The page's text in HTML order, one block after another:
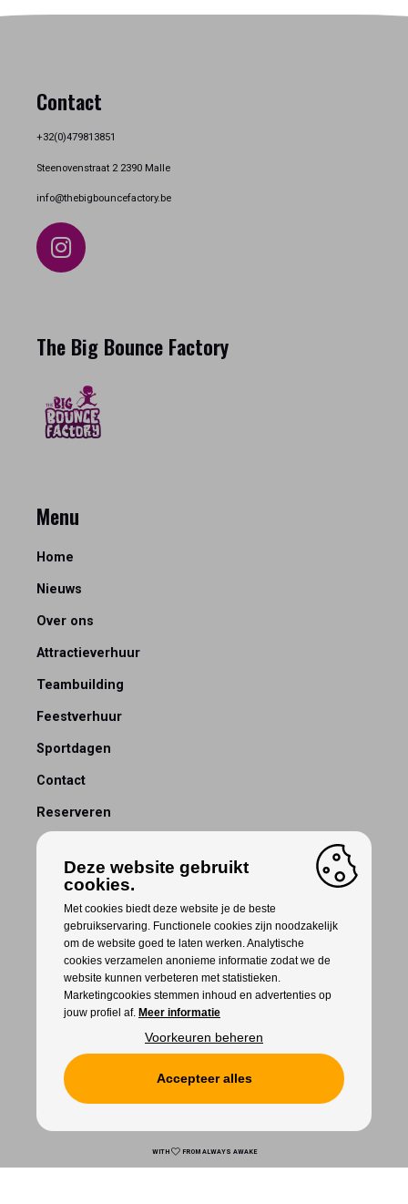
The Big Bounce Factory
Menu
Home
Nieuws
Over ons
Attractieverhuur
Teambuilding
Feestverhuur
Sportdagen
Contact
Reserveren
Contact
+32(0)479813851
Steenovenstraat 2 2390 Malle
info@thebigbouncefactory.be
WITH LOVE
FROM ALWAYS AWAKE
Deze website gebruikt
cookies.
Met cookies biedt deze website je de beste
gebruikservaring. Functionele cookies zijn noodzakelijk
om de website goed te laten werken. Analytische
cookies verzamelen anonieme informatie zodat we de
website kunnen verbeteren met statistieken.
Marketingcookies stemmen inhoud en advertenties op
jouw profiel af. Meer informatie
Voorkeuren beheren
Accepteer alles